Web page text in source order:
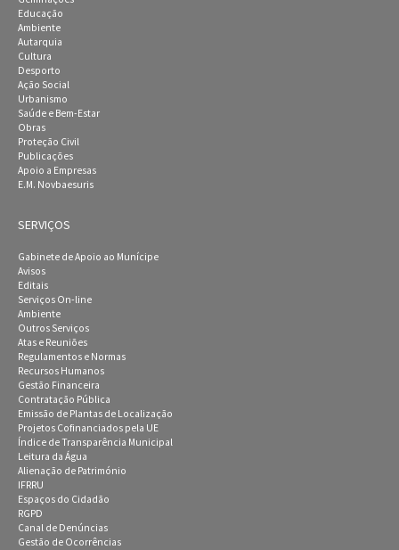
Educação
Ambiente
Autarquia
Cultura
Desporto
Ação Social
Urbanismo
Saúde e Bem-Estar
Obras
Proteção Civil
Publicações
Apoio a Empresas
E.M. Novbaesuris
SERVIÇOS
Gabinete de Apoio ao Munícipe
Avisos
Editais
Serviços On-line
Ambiente
Outros Serviços
Atas e Reuniões
Regulamentos e Normas
Recursos Humanos
Gestão Financeira
Contratação Pública
Emissão de Plantas de Localização
Projetos Cofinanciados pela UE
Índice de Transparência Municipal
Leitura da Água
Alienação de Património
IFRRU
Espaços do Cidadão
RGPD
Canal de Denúncias
Gestão de Ocorrências